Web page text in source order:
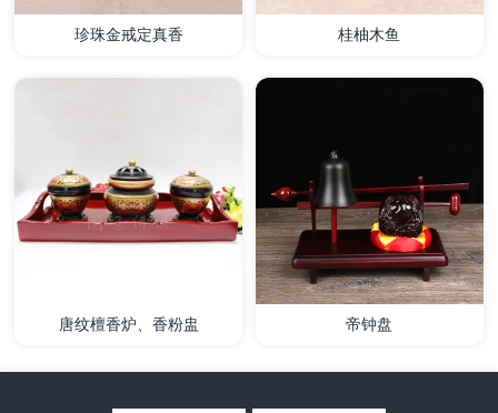
详情
珍珠金戒定真香
详情
桂柚木鱼
唐纹檀香炉、香粉盅 帝钟盘